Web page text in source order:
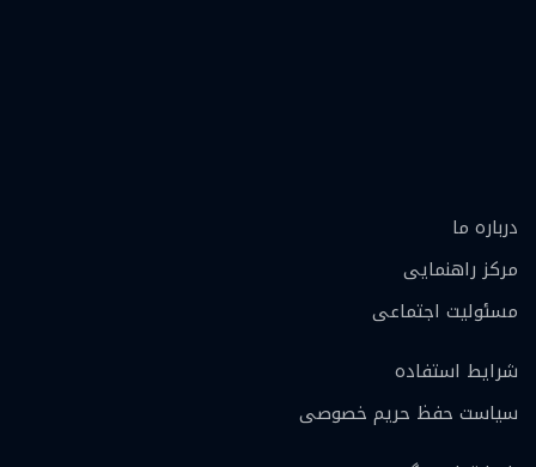
درباره ما
مرکز راهنمایی
مسئولیت اجتماعی
شرایط استفاده
سیاست حفظ حریم خصوصی